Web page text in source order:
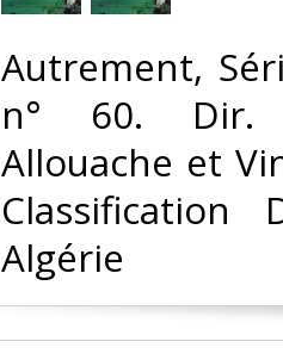
‎Autrement,
n° 60. Dir.
Allouache et
Classification
Algérie‎